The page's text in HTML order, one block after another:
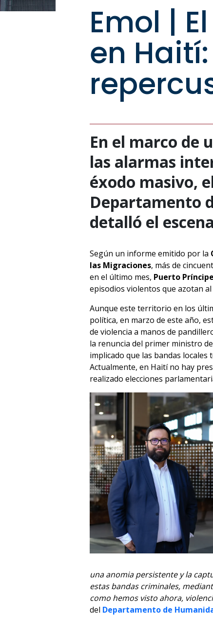
Emol |
en
En el marco de
las alarmas
éxodo masivo,
Departamento
detalló el
Según un informe emitido por la
las Migraciones, más de
en el último mes, Puerto Príncipe
episodios violentos que azotan al
Aunque este territorio en los
política, en marzo de este año,
de violencia a manos de
la renuncia del primer ministro
implicado que las bandas locales
Actualmente, en Haití no hay
realizado elecciones
una anomia persistente y la
estas bandas criminales,
como hemos visto ahora,
del Departamento de